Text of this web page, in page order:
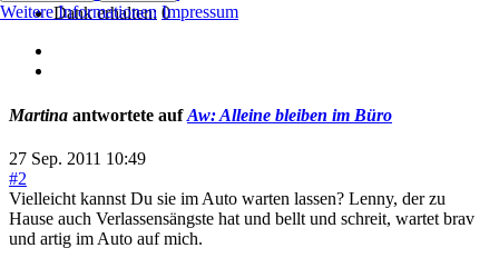
Dank erhalten: 0
Martina antwortete aufAw: Alleine bleiben im Büro
27 Sep. 2011 10:49
#2
Vielleicht kannst Du sie im Auto warten lassen? Lenny, der zu
Hause auch Verlassensängste hat und bellt und schreit, wartet brav
und artig im Auto auf mich.
Weitere Informationen Impressum